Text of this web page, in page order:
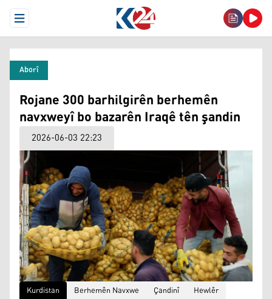
Open Menu
Aborî
Rojane 300 barhilgirên berhemên
navxweyî bo bazarên Iraqê tên şandin
2026-06-03 22:23
Kurdistan Berhemên Navxwe Çandinî Hewlêr